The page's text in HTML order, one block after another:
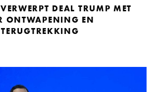
DEAL TRUMP MET
ONTWAPENING EN